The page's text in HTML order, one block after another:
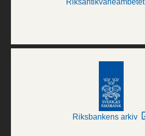
Riksantikvarieämbetet
Riksbankens arkiv